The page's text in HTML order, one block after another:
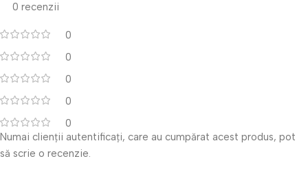
0 recenzii
0
0
0
0
0
Numai clienții autentificați, care au cumpărat acest produs, pot
să scrie o recenzie.